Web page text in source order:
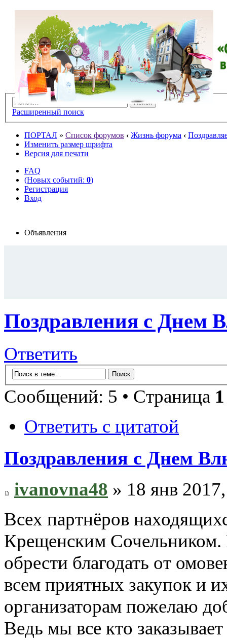
Расширенный поиск
ПОРТАЛ » Список форумов ‹ Жизнь форума ‹
Изменить размер шрифта
Версия для печати
FAQ
(Новых событий: 0)
Регистрация
Вход
Объявления
Поздравления с Днем
Ответить
Сообщений: 5 • Страница 1
Ответить с цитатой
Поздравления с Днем
ivanovna48 » 18 янв
Всех партнёров
Крещенским Сочельником.
обрести благодать от
всем приятных закупок и
организаторам пожелаю
Ведь мы все кто